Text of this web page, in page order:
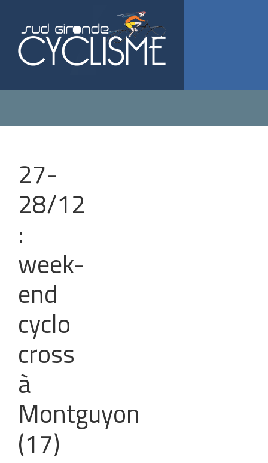
OUVRIR LA NAVIGATION
27-
28/12
:
week-
end
cyclo
cross
à
Montguyon
(17)